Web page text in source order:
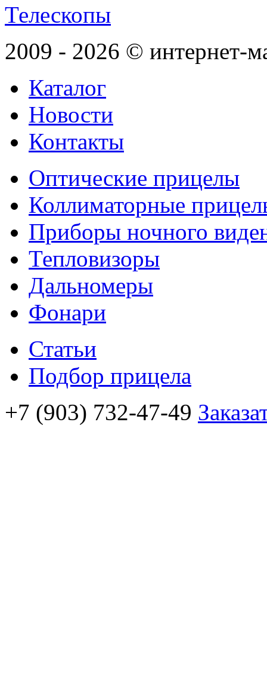
Телескопы
2009 - 2026 © интернет-
Каталог
Новости
Контакты
Оптические прицелы
Коллиматорные
Приборы ночного
Тепловизоры
Дальномеры
Фонари
Статьи
Подбор прицела
+7 (903) 732-47-49